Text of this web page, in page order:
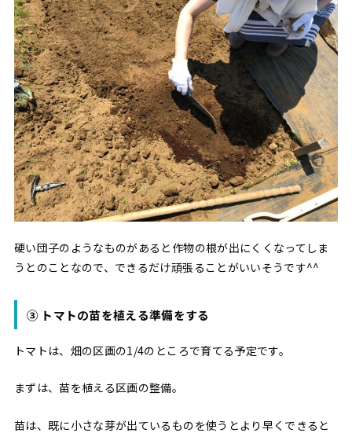
硬い団子のようなものがあると作物の根が出にくくなってしま
うとのことなので、できるだけ頑張ることがいいそうです^^
③ トマトの苗を植える準備をする
トマトは、畑の区画の1/4のところで育てる予定です。
まずは、苗を植える区画の整備。
苗は、既に小さな芽が出ているものを使うとより早くできると